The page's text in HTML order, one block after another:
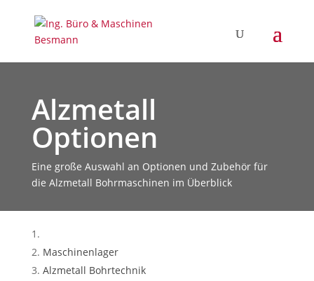
Alzmetall
Optionen
Eine große Auswahl an Optionen und Zubehör für
die Alzmetall Bohrmaschinen im Überblick
Maschinenlager
Alzmetall Bohrtechnik